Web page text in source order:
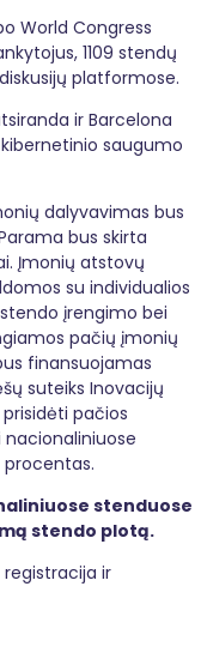
World Congress
1109 stendų
platformose.
ir Barcelona
saugumo
dalyvavimas bus
bus skirta
Įmonių atstovų
su individualios
įrengimo bei
pačių įmonių
finansuojamas
suteiks Inovacijų
pačios
procentas.
stenduose
stendo plotą.
ir